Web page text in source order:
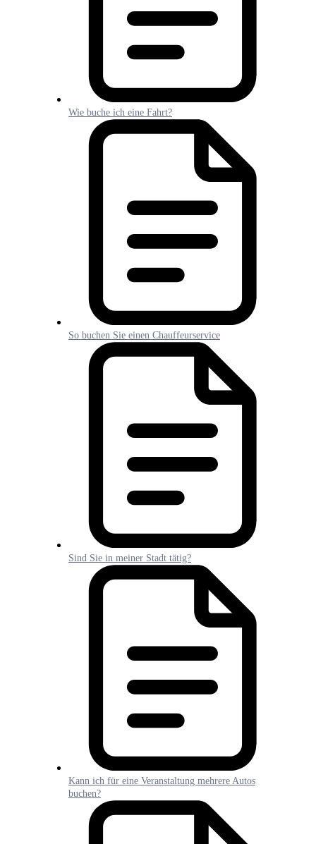
Wie buche ich eine Fahrt?
So buchen Sie einen Chauffeurservice
Sind Sie in meiner Stadt tätig?
Kann ich für eine Veranstaltung mehrere Autos
buchen?